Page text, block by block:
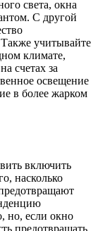
света, окна
С другой
учитывайте
климате,
счетах за
освещение
в более жарком
включить
насколько
но, если окно